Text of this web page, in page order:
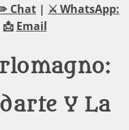
Chat | ⚔️ WhatsApp:
Email
Y La